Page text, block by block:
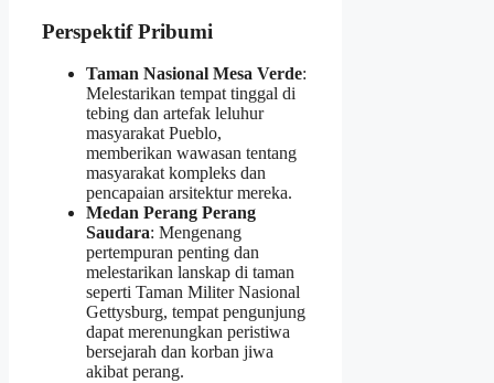
Perspektif Pribumi
Taman Nasional Mesa Verde:
Melestarikan tempat tinggal di
tebing dan artefak leluhur
masyarakat Pueblo,
memberikan wawasan tentang
masyarakat kompleks dan
pencapaian arsitektur mereka.
Medan Perang Perang
Saudara: Mengenang
pertempuran penting dan
melestarikan lanskap di taman
seperti Taman Militer Nasional
Gettysburg, tempat pengunjung
dapat merenungkan peristiwa
bersejarah dan korban jiwa
akibat perang.